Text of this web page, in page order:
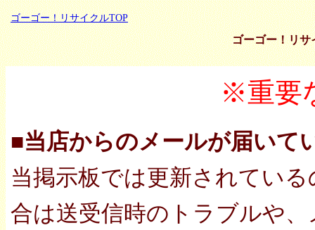
ゴーゴー！リサイクルTOP
ゴーゴー！リ
※重要
■当店からのメールが届いて
当掲示板では更新されてい
合は送受信時のトラブルや